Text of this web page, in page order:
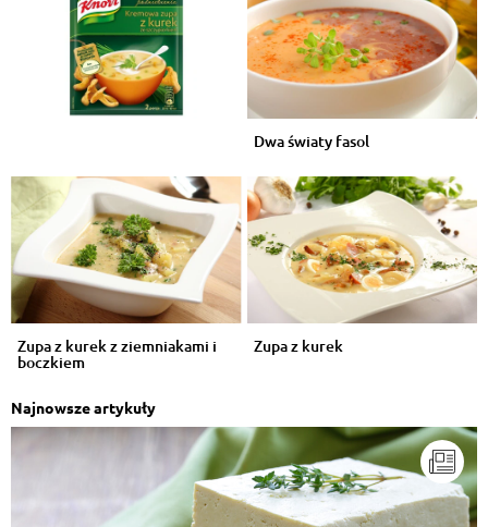
Dwa światy fasol
Zupa z kurek z ziemniakami i
boczkiem
Zupa z kurek
Najnowsze artykuły